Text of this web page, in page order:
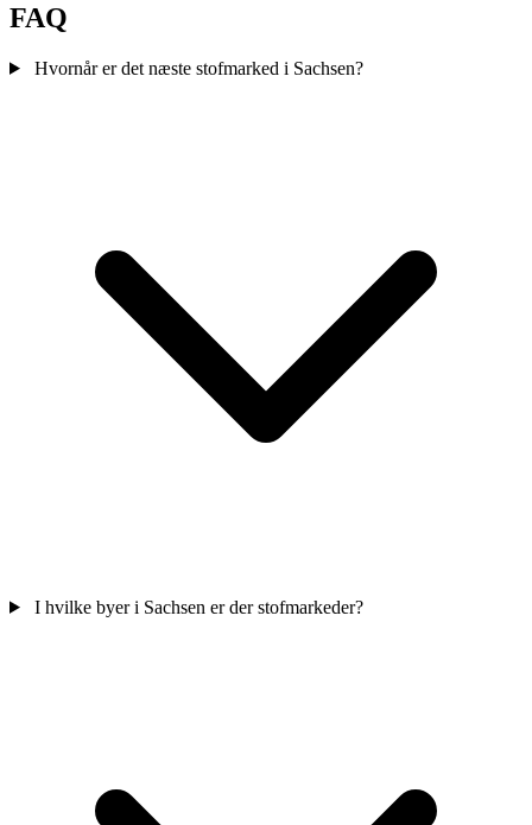
FAQ
Hvornår er det næste stofmarked i Sachsen?
I hvilke byer i Sachsen er der stofmarkeder?